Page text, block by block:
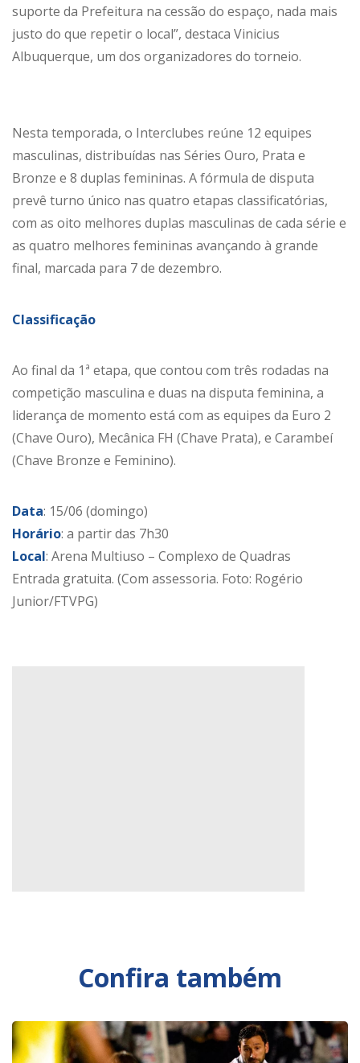
suporte da Prefeitura na cessão do espaço, nada mais
justo do que repetir o local”, destaca Vinicius
Albuquerque, um dos organizadores do torneio.
Nesta temporada, o Interclubes reúne 12 equipes
masculinas, distribuídas nas Séries Ouro, Prata e
Bronze e 8 duplas femininas. A fórmula de disputa
prevê turno único nas quatro etapas classificatórias,
com as oito melhores duplas masculinas de cada série e
as quatro melhores femininas avançando à grande
final, marcada para 7 de dezembro.
Classificação
Ao final da 1ª etapa, que contou com três rodadas na
competição masculina e duas na disputa feminina, a
liderança de momento está com as equipes da Euro 2
(Chave Ouro), Mecânica FH (Chave Prata), e Carambeí
(Chave Bronze e Feminino).
Data: 15/06 (domingo)
Horário: a partir das 7h30
Local: Arena Multiuso – Complexo de Quadras
Entrada gratuita. (Com assessoria. Foto: Rogério
Junior/FTVPG)
Confira também